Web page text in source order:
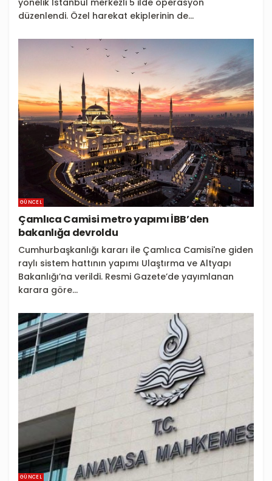
düzenlendi. Özel harekat ekiplerinin de...
GÜNCEL
Çamlıca Camisi metro yapımı İBB’den
bakanlığa devroldu
Cumhurbaşkanlığı kararı ile Çamlıca Camisi'ne giden
raylı sistem hattının yapımı Ulaştırma ve Altyapı
Bakanlığı’na verildi. Resmi Gazete’de yayımlanan
karara göre...
GÜNCEL